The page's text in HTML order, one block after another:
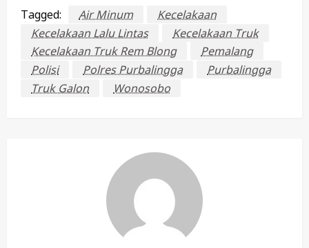
Tagged: Air Minum
Kecelakaan
Kecelakaan Lalu Lintas
Kecelakaan Truk
Kecelakaan Truk Rem Blong
Pemalang
Polisi
Polres Purbalingga
Purbalingga
Truk Galon
Wonosobo